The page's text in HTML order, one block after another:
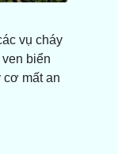
vụ cháy
biển
cơ mất an